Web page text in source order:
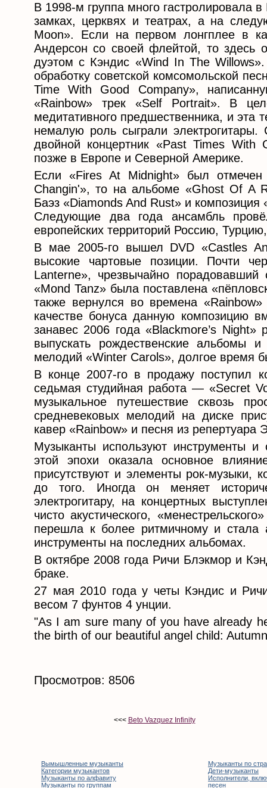
В 1998-м группа много гастролировала
замках, церквях и театрах, а на
Moon». Если на первом лонгплее в
Андерсон со своей флейтой, то здесь
дуэтом с Кэндис «Wind In The
обработку советской комсомольской
Time With Good Company»,
«Rainbow» трек «Self Portrait». В
медитативного предшественника, и эта
немалую роль сыграли
двойной концертник «Past Times
позже в Европе и Северной Америке.
Если «Fires At Midnight» был
Changin'», то на альбоме «Ghost Of A
Баэз «Diamonds And Rust» и
Следующие два года ансамбль
европейских территорий Россию,
В мае 2005-го вышел DVD «Castles
высокие чартовые позиции. Почти
Lanterne», чрезвычайно
«Mond Tanz» была поставлена
также вернулся во времена
качестве бонуса данную композицию
занавес 2006 года «Blackmore’s
выпускать рождественские альбомы
мелодий «Winter Carols», долгое время
В конце 2007-го в продажу поступил
седьмая студийная работа — «Secret
музыкальное путешествие сквозь
средневековых мелодий на диске
кавер «Rainbow» и песня из репертуара
Музыканты используют инструменты
этой эпохи оказала основное
присутствуют и элементы рок-музыки,
до того. Иногда он меняет
электрогитару, на концертных
чисто акустического,
перешла к более ритмичному и стала
инструменты на последних альбомах.
В октябре 2008 года Ричи Блэкмор и
браке.
27 мая 2010 года у четы Кэндис и
весом 7 фунтов 4 унции.
"As I am sure many of you have already
the birth of our beautiful angel child:
Просмотров: 8506
<<< Beto Vazquez Infinity
Вымышленные музыканты
Категории музыкантов
Музыканты по алфавиту
Музыканты по группам
Музыканты по
Дети-музыканты
Исполнители,
песен